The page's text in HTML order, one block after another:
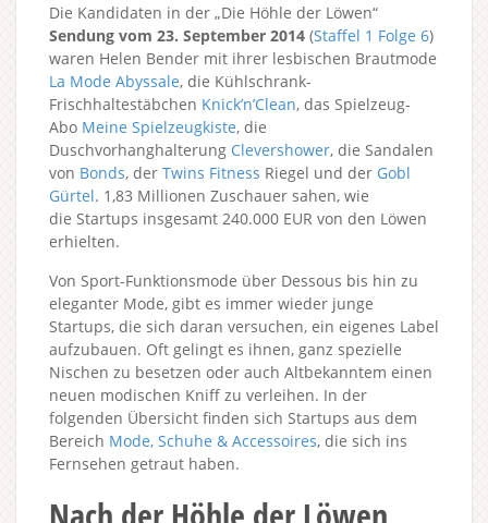
Die Kandidaten in der „Die Höhle der Löwen“
Sendung vom 23. September 2014 (Staffel 1 Folge 6)
waren Helen Bender mit ihrer lesbischen Brautmode
La Mode Abyssale, die Kühlschrank-
Frischhaltestäbchen Knick’n’Clean, das Spielzeug-
Abo Meine Spielzeugkiste, die
Duschvorhanghalterung Clevershower, die Sandalen
von Bonds, der Twins Fitness Riegel und der Gobl
Gürtel. 1,83 Millionen Zuschauer sahen, wie
die Startups insgesamt 240.000 EUR von den Löwen
erhielten.
Von Sport-Funktionsmode über Dessous bis hin zu
eleganter Mode, gibt es immer wieder junge
Startups, die sich daran versuchen, ein eigenes Label
aufzubauen. Oft gelingt es ihnen, ganz spezielle
Nischen zu besetzen oder auch Altbekanntem einen
neuen modischen Kniff zu verleihen. In der
folgenden Übersicht finden sich Startups aus dem
Bereich Mode, Schuhe & Accessoires, die sich ins
Fernsehen getraut haben.